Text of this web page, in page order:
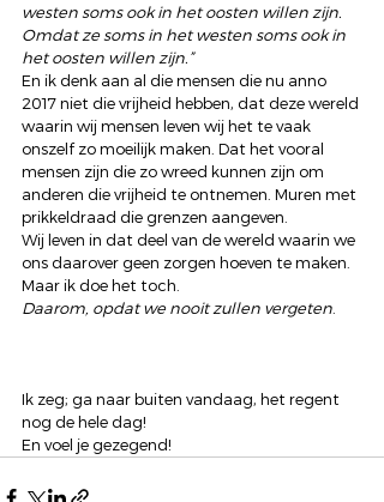
westen soms ook in het oosten willen zijn.
Omdat ze soms in het westen soms ook in
het oosten willen zijn.”
En ik denk aan al die mensen die nu anno
2017 niet die vrijheid hebben, dat deze wereld
waarin wij mensen leven wij het te vaak
onszelf zo moeilijk maken. Dat het vooral
mensen zijn die zo wreed kunnen zijn om
anderen die vrijheid te ontnemen. Muren met
prikkeldraad die grenzen aangeven.
Wij leven in dat deel van de wereld waarin we
ons daarover geen zorgen hoeven te maken.
Maar ik doe het toch.
Daarom, opdat we nooit zullen vergeten
Ik zeg; ga naar buiten vandaag, het regent
nog de hele dag!
En voel je gezegend!